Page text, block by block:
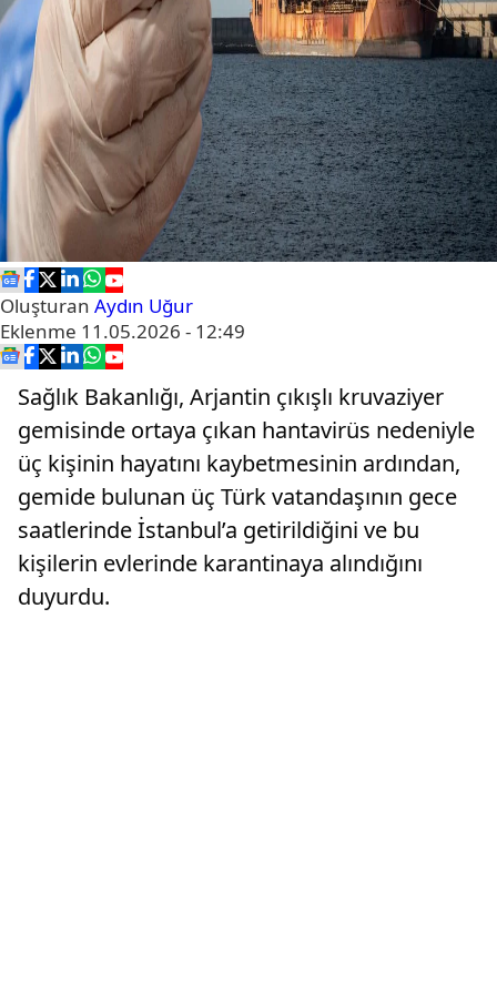
Oluşturan Aydın Uğur
Eklenme 11.05.2026 - 12:49
Sağlık Bakanlığı, Arjantin çıkışlı kruvaziyer
gemisinde ortaya çıkan hantavirüs nedeniyle
üç kişinin hayatını kaybetmesinin ardından,
gemide bulunan üç Türk vatandaşının gece
saatlerinde İstanbul’a getirildiğini ve bu
kişilerin evlerinde karantinaya alındığını
duyurdu.